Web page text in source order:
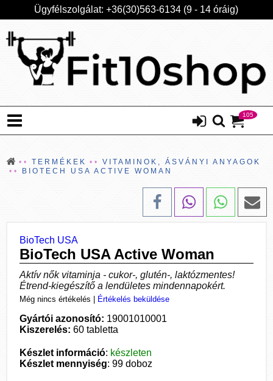
Ügyfélszolgálat: +36(30)563-6134 (9 - 14 óráig)
105
TERMÉKEK
VITAMINOK, ÁSVÁNYI ANYAGOK
BIOTECH USA ACTIVE WOMAN
BioTech USA
BioTech USA Active Woman
Aktív nők vitaminja - cukor-, glutén-, laktózmentes!
Étrend-kiegészítő a lendületes mindennapokért.
Még nincs értékelés Értékelés beküldése
Gyártói azonosító: 19001010001
Kiszerelés: 60 tabletta
Készlet információ: készleten
Készlet mennyiség: 99 doboz